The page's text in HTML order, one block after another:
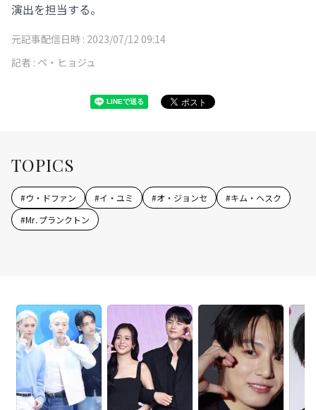
演出を担当する。
元記事配信日時 : 2023/07/12 09:14
記者 : ペ・ヒョジュ
TOPICS
#ウ・ドファン #イ・ユミ #オ・ジョンセ #キム・ヘスク
#Mr․プランクトン